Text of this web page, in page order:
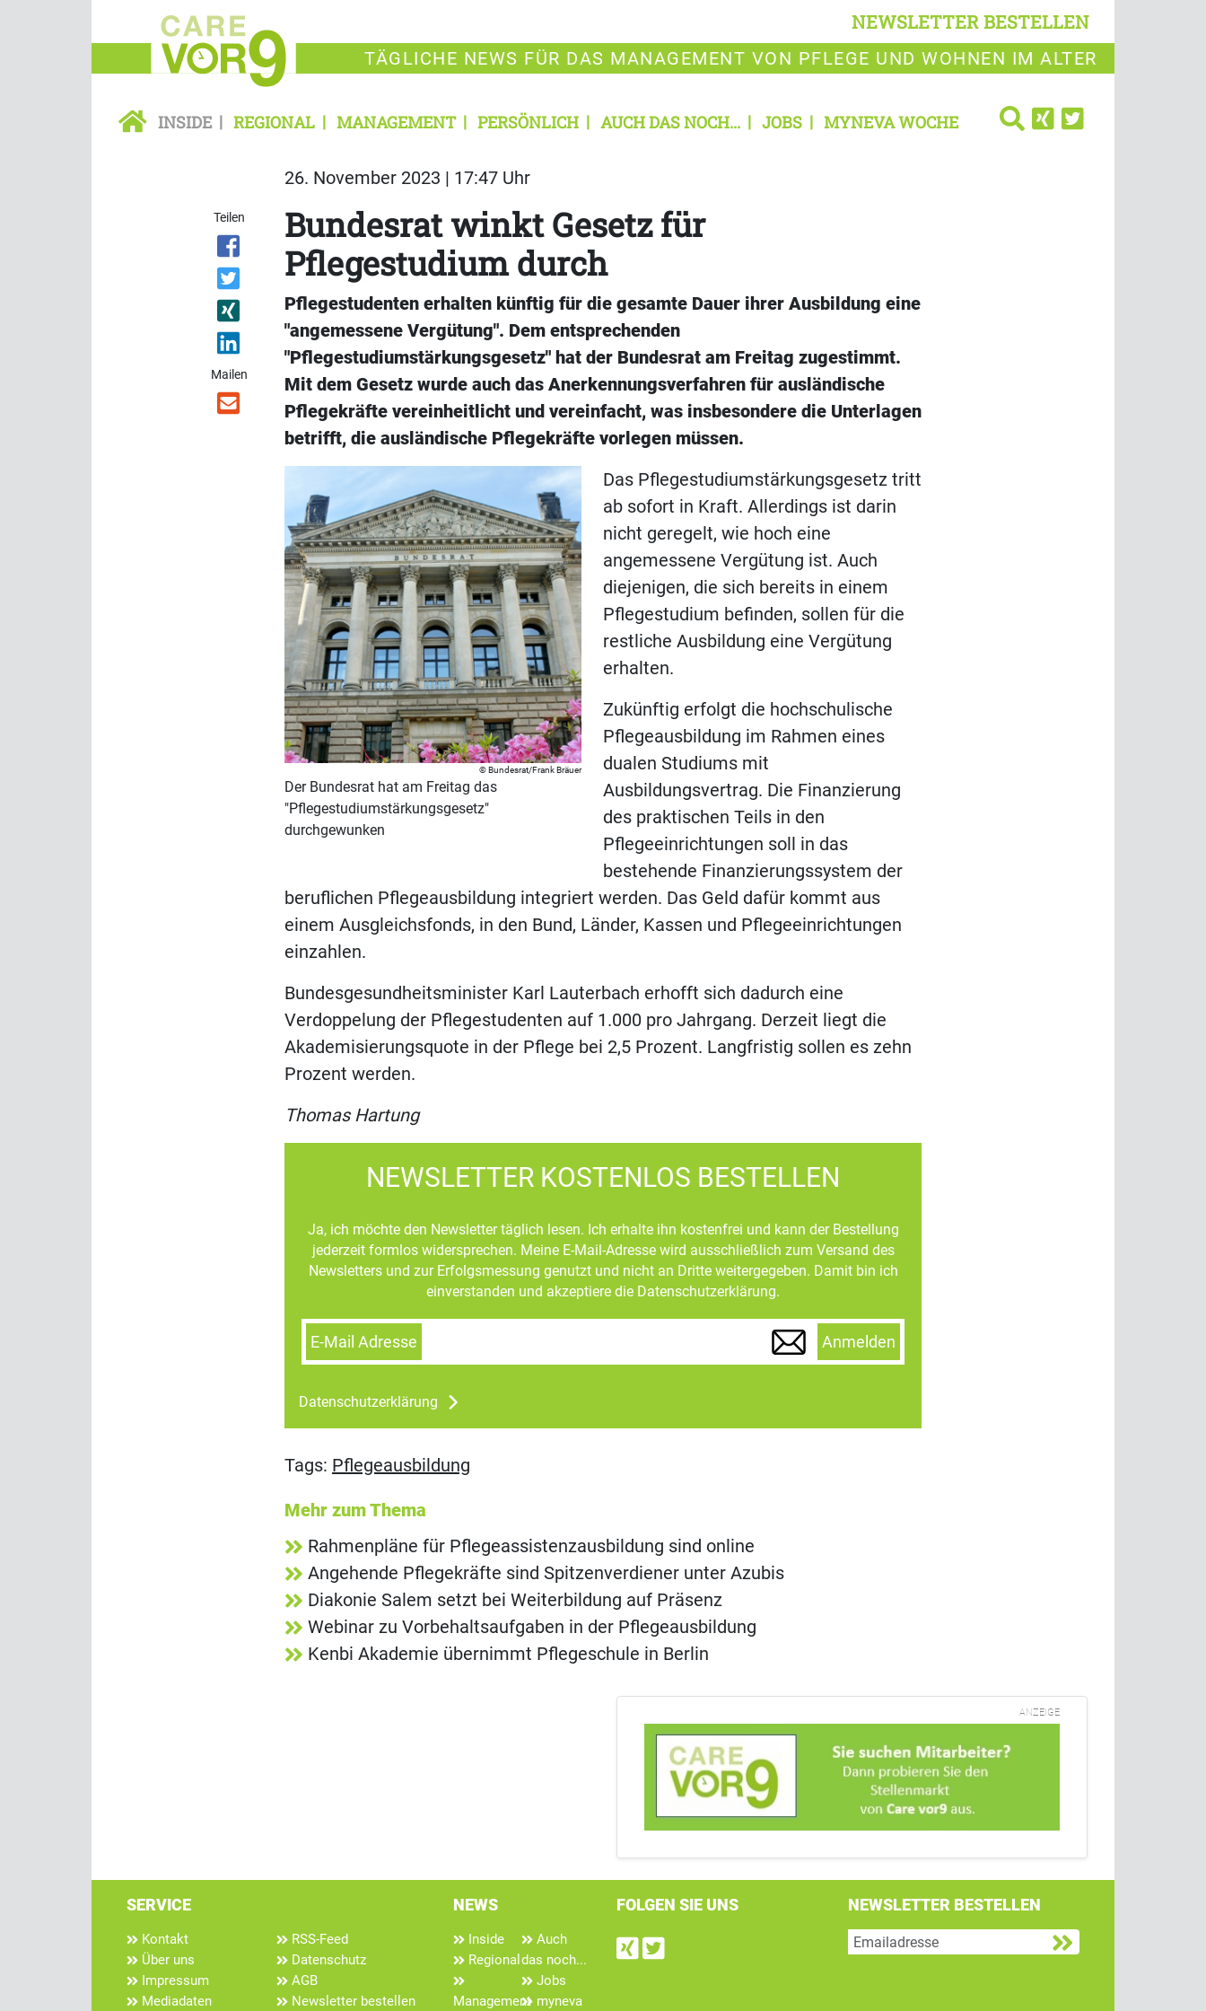
NEWSLETTER BESTELLEN
TÄGLICHE NEWS FÜR DAS MANAGEMENT VON PFLEGE UND WOHNEN IM ALTER
INSIDE REGIONAL MANAGEMENT PERSÖNLICH AUCH DAS NOCH... JOBS MYNEVA WOCHE
26. November 2023 | 17:47 Uhr
Teilen
Mailen
Bundesrat winkt Gesetz für
Pflegestudium durch
Pflegestudenten erhalten künftig für die gesamte Dauer ihrer Ausbildung eine
"angemessene Vergütung". Dem entsprechenden
"Pflegestudiumstärkungsgesetz" hat der Bundesrat am Freitag zugestimmt.
Mit dem Gesetz wurde auch das Anerkennungsverfahren für ausländische
Pflegekräfte vereinheitlicht und vereinfacht, was insbesondere die Unterlagen
betrifft, die ausländische Pflegekräfte vorlegen müssen.
Bundesrat/Frank Bräuer
Der Bundesrat hat am Freitag das
"Pflegestudiumstärkungsgesetz"
durchgewunken
Das Pflegestudiumstärkungsgesetz tritt
ab sofort in Kraft. Allerdings ist darin
nicht geregelt, wie hoch eine
angemessene Vergütung ist. Auch
diejenigen, die sich bereits in einem
Pflegestudium befinden, sollen für die
restliche Ausbildung eine Vergütung
erhalten.
Zukünftig erfolgt die hochschulische
Pflegeausbildung im Rahmen eines
dualen Studiums mit
Ausbildungsvertrag. Die Finanzierung
des praktischen Teils in den
Pflegeeinrichtungen soll in das
bestehende Finanzierungssystem der
beruflichen Pflegeausbildung integriert werden. Das Geld dafür kommt aus
einem Ausgleichsfonds, in den Bund, Länder, Kassen und Pflegeeinrichtungen
einzahlen.
Bundesgesundheitsminister Karl Lauterbach erhofft sich dadurch eine
Verdoppelung der Pflegestudenten auf 1.000 pro Jahrgang. Derzeit liegt die
Akademisierungsquote in der Pflege bei 2,5 Prozent. Langfristig sollen es zehn
Prozent werden.
Thomas Hartung
NEWSLETTER KOSTENLOS BESTELLEN
Ja, ich möchte den Newsletter täglich lesen. Ich erhalte ihn kostenfrei und kann der Bestellung
jederzeit formlos widersprechen. Meine E-Mail-Adresse wird ausschließlich zum Versand des
Newsletters und zur Erfolgsmessung genutzt und nicht an Dritte weitergegeben. Damit bin ich
einverstanden und akzeptiere die Datenschutzerklärung.
E-Mail Adresse Anmelden
Datenschutzerklärung
Tags: Pflegeausbildung
Mehr zum Thema
Rahmenpläne für Pflegeassistenzausbildung sind online
Angehende Pflegekräfte sind Spitzenverdiener unter Azubis
Diakonie Salem setzt bei Weiterbildung auf Präsenz
Webinar zu Vorbehaltsaufgaben in der Pflegeausbildung
Kenbi Akademie übernimmt Pflegeschule in Berlin
ANZEIGE
SERVICE
Kontakt
Über uns
Impressum
Mediadaten
RSS-Feed
Datenschutz
AGB
Newsletter bestellen
NEWS
Inside
Regional
Management
Auch
das noch...
Jobs
myneva
FOLGEN SIE UNS
Find us on Xing
Follow us on Twitter
NEWSLETTER BESTELLEN